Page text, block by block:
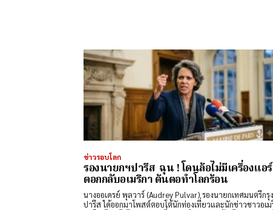
ข่าวรอบโลก
รองนายกฯปารีส ฉุน ! โดนล้อไม่มีเครื่องแอร์
ตอกกลับอเมริกา ต้นตอทำโลกร้อน
นางออเดรย์ พุลวาร์ (Audrey Pulvar) รองนายกเทศมนตรีกรุง
ปารีส ได้ออกมาโพสต์ตอบโต้นักท่องเที่ยวและนักข่าวชาวอเ